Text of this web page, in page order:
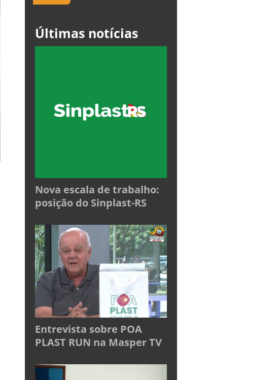
Últimas notícias
Nova escala de trabalho:
posição do Sinplast-RS
Entrevista sobre POA
PLAST RUN na Masper TV